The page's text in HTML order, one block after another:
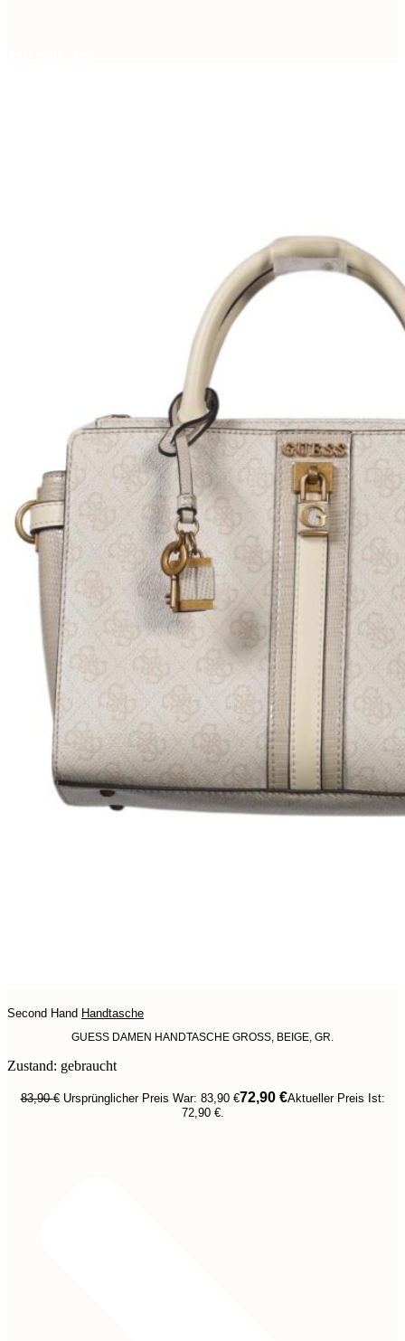
Second Hand Handtasche
GUESS DAMEN HANDTASCHE GROSS, BEIGE, GR.
Zustand: gebraucht
83,90€ Ursprünglicher Preis War: 83,90 €72,90 €Aktueller Preis Ist:
72,90 €.